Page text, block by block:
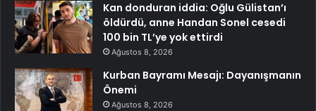
Kan donduran iddia: Oğlu Gülistan’ı
öldürdü, anne Handan Sonel cesedi
100 bin TL’ye yok ettirdi
Ağustos 8, 2026
Kurban Bayramı Mesajı: Dayanışmanın
Önemi
Ağustos 8, 2026